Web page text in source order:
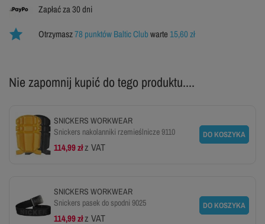
112 (56 SHORT)
WYPRZEDANE
116 (58 SHORT) 120 (60 SHORT)
146 (46 LONG) 148 (48 LONG)
158 (58 LONG) 160 (60 LONG)
Zapłać za 30 dni
Otrzymasz78 punktów Baltic Clubwarte15,60 zł
Nie zapomnij kupić do tego produktu....
SNICKERS WORKWEAR
Snickers nakolanniki rzemieślnicze 9110
114,99 złz VAT
DO KOSZYKA
SNICKERS WORKWEAR
Snickers pasek do spodni 9025
114,99 złz VAT
DO KOSZYKA